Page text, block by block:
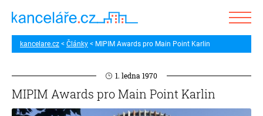
kancelare.cz Články MIPIM Awards pro Main Point Karlin
1. ledna 1970
MIPIM Awards pro Main Point Karlin